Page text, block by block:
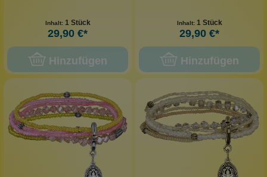
Inhalt: 1 Stück
29,90 €*
Hinzufügen
Inhalt: 1 Stück
29,90 €*
Hinzufügen